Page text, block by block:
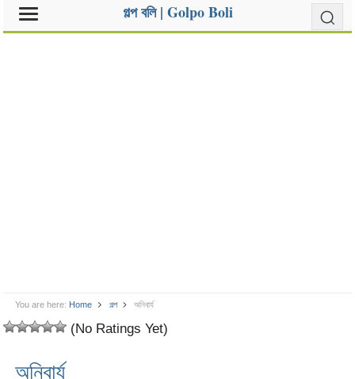
গল্প বলি | Golpo Boli
You are here: Home গল্প অনিবার্য
(No Ratings Yet)
অনিবার্য